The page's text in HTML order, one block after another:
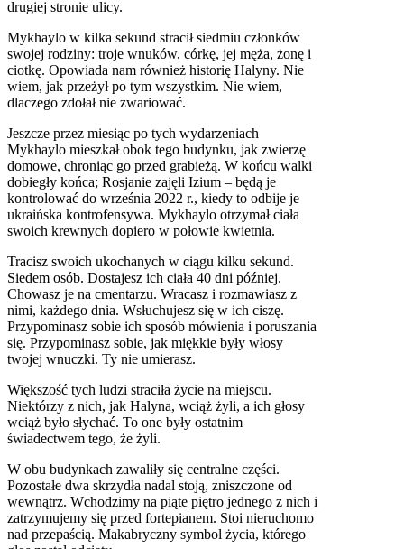
drugiej stronie ulicy.
Mykhaylo w kilka sekund stracił siedmiu członków
swojej rodziny: troje wnuków, córkę, jej męża, żonę i
ciotkę. Opowiada nam również historię Halyny. Nie
wiem, jak przeżył po tym wszystkim. Nie wiem,
dlaczego zdołał nie zwariować.
Jeszcze przez miesiąc po tych wydarzeniach
Mykhaylo mieszkał obok tego budynku, jak zwierzę
domowe, chroniąc go przed grabieżą. W końcu walki
dobiegły końca; Rosjanie zajęli Izium – będą je
kontrolować do września 2022 r., kiedy to odbije je
ukraińska kontrofensywa. Mykhaylo otrzymał ciała
swoich krewnych dopiero w połowie kwietnia.
Tracisz swoich ukochanych w ciągu kilku sekund.
Siedem osób. Dostajesz ich ciała 40 dni później.
Chowasz je na cmentarzu. Wracasz i rozmawiasz z
nimi, każdego dnia. Wsłuchujesz się w ich ciszę.
Przypominasz sobie ich sposób mówienia i poruszania
się. Przypominasz sobie, jak miękkie były włosy
twojej wnuczki. Ty nie umierasz.
Większość tych ludzi straciła życie na miejscu.
Niektórzy z nich, jak Halyna, wciąż żyli, a ich głosy
wciąż było słychać. To one były ostatnim
świadectwem tego, że żyli.
W obu budynkach zawaliły się centralne części.
Pozostałe dwa skrzydła nadal stoją, zniszczone od
wewnątrz. Wchodzimy na piąte piętro jednego z nich i
zatrzymujemy się przed fortepianem. Stoi nieruchomo
nad przepaścią. Makabryczny symbol życia, którego